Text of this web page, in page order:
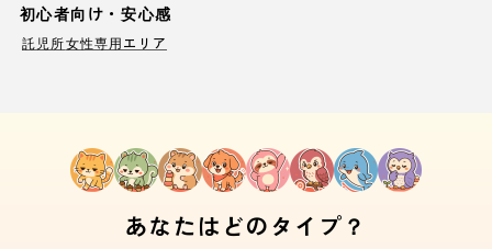
初心者向け・安心感
託児所女性専用エリア
あなたはどのタイプ？